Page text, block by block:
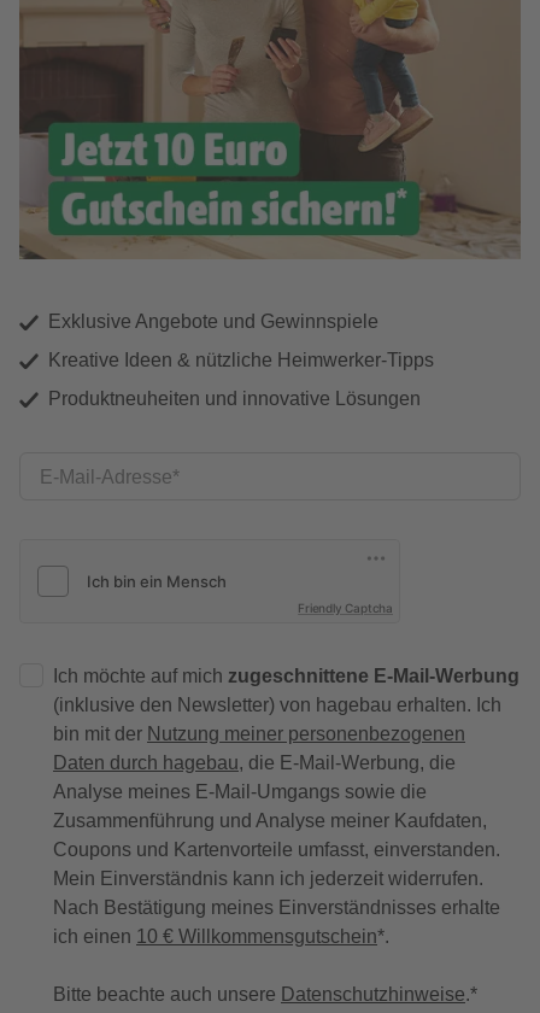
Exklusive Angebote und Gewinnspiele
Kreative Ideen & nützliche Heimwerker-Tipps
Produktneuheiten und innovative Lösungen
E-Mail-Adresse
Friendly Captcha
Ich möchte auf mich zugeschnittene E-Mail-Werbung
(inklusive den Newsletter) von hagebau erhalten. Ich
bin mit der Nutzung meiner personenbezogenen
Daten durch hagebau, die E-Mail-Werbung, die
Analyse meines E-Mail-Umgangs sowie die
Zusammenführung und Analyse meiner Kaufdaten,
Coupons und Kartenvorteile umfasst, einverstanden.
Mein Einverständnis kann ich jederzeit widerrufen.
Nach Bestätigung meines Einverständnisses erhalte
ich einen 10 € Willkommensgutschein*.
Bitte beachte auch unsere Datenschutzhinweise.